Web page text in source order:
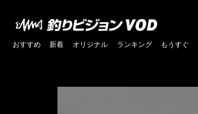
おすすめ 新着 オリジナル ランキング もうすぐ